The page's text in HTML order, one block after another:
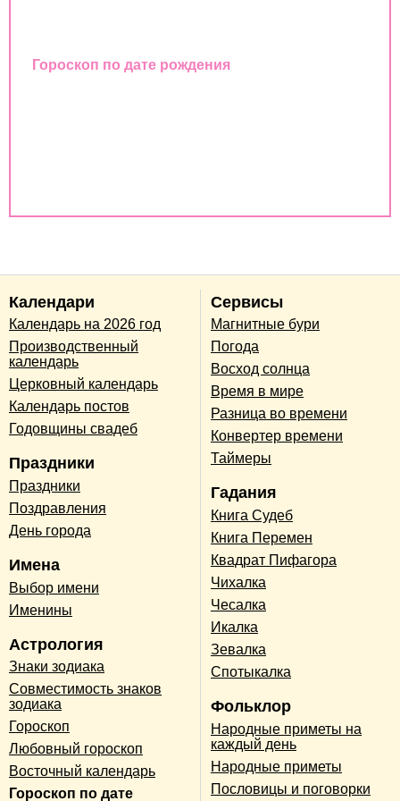
Гороскоп по дате рождения
Календари
Календарь на 2026 год
Производственный
календарь
Церковный календарь
Календарь постов
Годовщины свадеб
Праздники
Праздники
Поздравления
День города
Имена
Выбор имени
Именины
Астрология
Знаки зодиака
Совместимость знаков
зодиака
Гороскоп
Любовный гороскоп
Восточный календарь
Гороскоп по дате
Сервисы
Магнитные бури
Погода
Восход солнца
Время в мире
Разница во времени
Конвертер времени
Таймеры
Гадания
Книга Судеб
Книга Перемен
Квадрат Пифагора
Чихалка
Чесалка
Икалка
Зевалка
Спотыкалка
Фольклор
Народные приметы на
каждый день
Народные приметы
Пословицы и поговорки